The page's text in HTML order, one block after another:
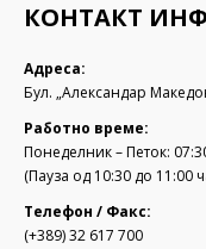
КОНТАКТ
Адреса:
Бул. „Александар
Работно време:
Понеделник – Петок:
(Пауза од 10:30 до 11:00
Телефон / Факс:
(+389) 32 617 700